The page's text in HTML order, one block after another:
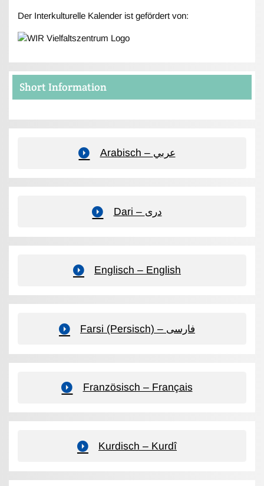
Der Interkulturelle Kalender ist gefördert von:
Short Information
Arabisch – عربي
Dari – دری
Englisch – English
Farsi (Persisch) – فارسی
Französisch – Français
Kurdisch – Kurdî